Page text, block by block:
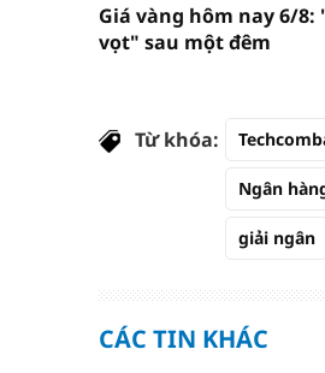
Giá vàng hôm nay 6/8:
vọt" sau một đêm
Từ khóa:
Ngân
giải ngân
CÁC TIN KHÁC